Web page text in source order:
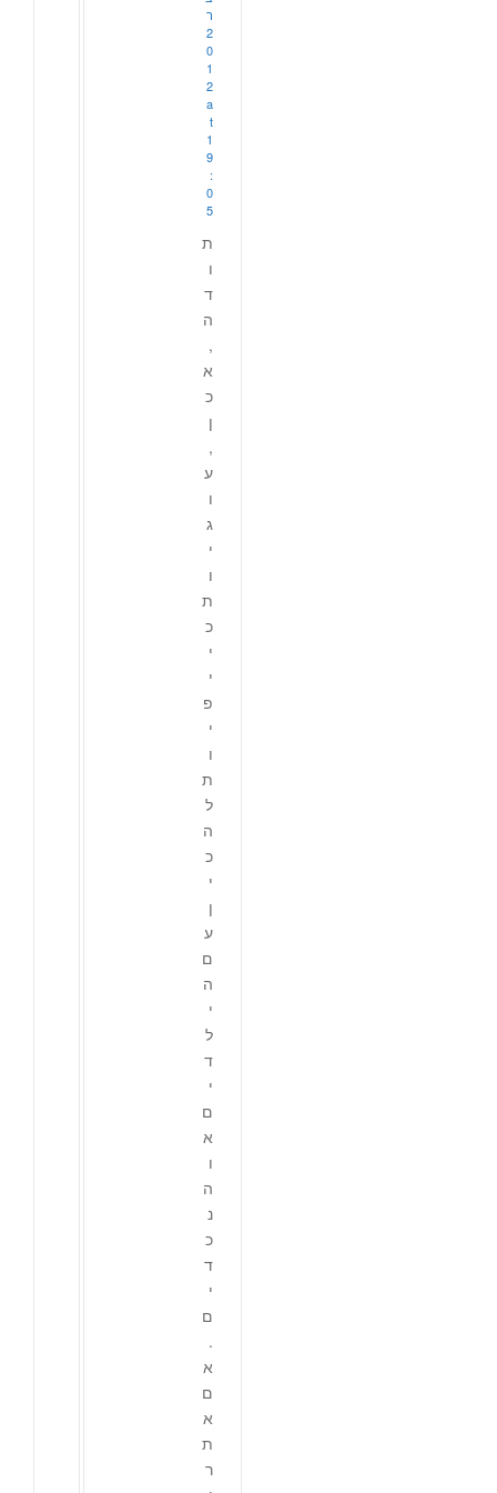
ר
2
0
1
2
a
t
1
9
:
0
5
ת
ו
ד
ה
,
א
כ
ן
,
ע
ו
ג
י
ו
ת
כ
י
י
פ
י
ו
ת
ל
ה
כ
י
ן
ע
ם
ה
י
ל
ד
י
ם
א
ו
ה
נ
כ
ד
י
ם
.
א
ם
א
ת
ר